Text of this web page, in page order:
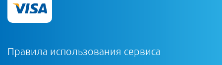
Правила использования сервиса